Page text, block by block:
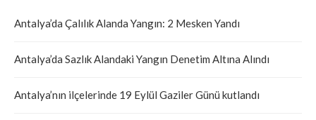
Antalya’da Çalılık Alanda Yangın: 2 Mesken Yandı
Antalya’da Sazlık Alandaki Yangın Denetim Altına Alındı
Antalya’nın ilçelerinde 19 Eylül Gaziler Günü kutlandı